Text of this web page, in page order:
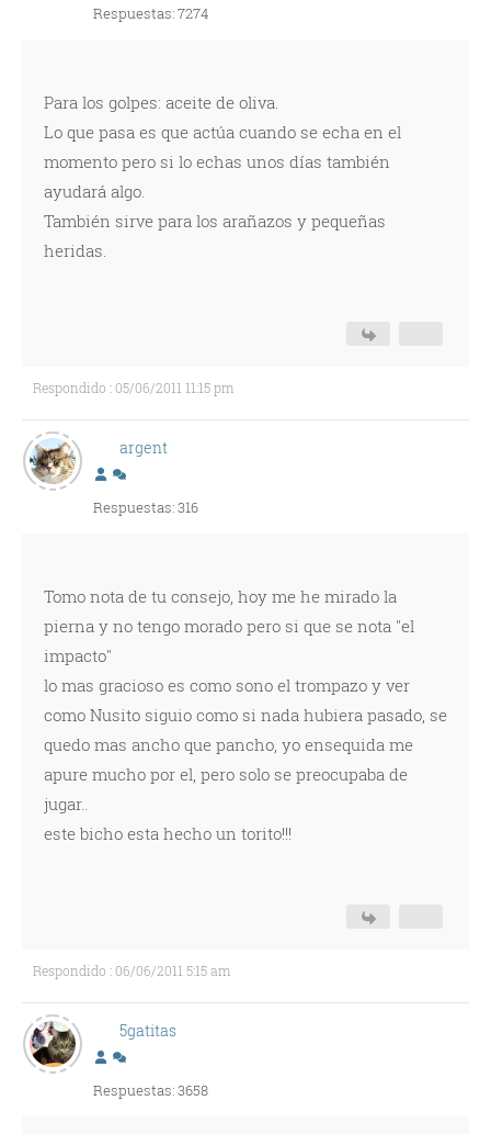
Respuestas: 7274
Para los golpes: aceite de oliva.
Lo que pasa es que actúa cuando se echa en el
momento pero si lo echas unos días también
ayudará algo.
También sirve para los arañazos y pequeñas
heridas.
Respondido : 05/06/2011 11:15 pm
argent
Respuestas: 316
Tomo nota de tu consejo, hoy me he mirado la
pierna y no tengo morado pero si que se nota "el
impacto"
lo mas gracioso es como sono el trompazo y ver
como Nusito siguio como si nada hubiera pasado, se
quedo mas ancho que pancho, yo ensequida me
apure mucho por el, pero solo se preocupaba de
jugar..
este bicho esta hecho un torito!!!
Respondido : 06/06/2011 5:15 am
5gatitas
Respuestas: 3658